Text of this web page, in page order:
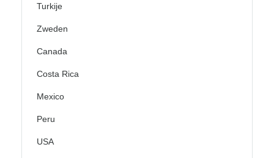
Turkije
Zweden
Canada
Costa Rica
Mexico
Peru
USA